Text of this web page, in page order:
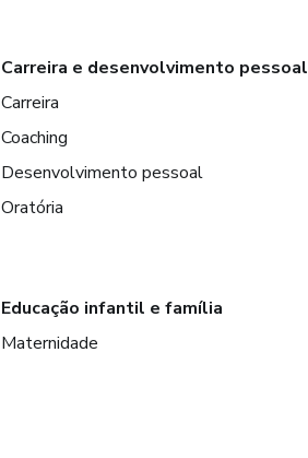
Carreira e desenvolvimento pessoal
Carreira
Coaching
Desenvolvimento pessoal
Oratória
Educação infantil e família
Maternidade